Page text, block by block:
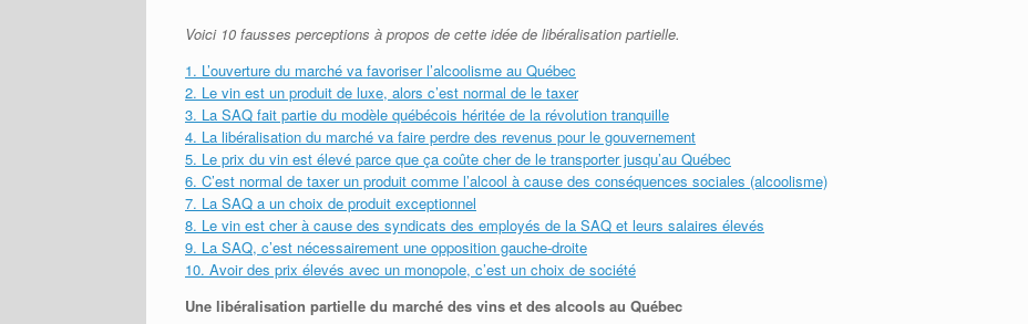
Voici 10 fausses perceptions à propos de cette idée de libéralisation partielle.
1. L’ouverture du marché va favoriser l’alcoolisme au Québec
2. Le vin est un produit de luxe, alors c’est normal de le taxer
3. La SAQ fait partie du modèle québécois héritée de la révolution tranquille
4. La libéralisation du marché va faire perdre des revenus pour le gouvernement
5. Le prix du vin est élevé parce que ça coûte cher de le transporter jusqu’au Québec
6. C’est normal de taxer un produit comme l’alcool à cause des conséquences sociales (alcoolisme)
7. La SAQ a un choix de produit exceptionnel
8. Le vin est cher à cause des syndicats des employés de la SAQ et leurs salaires élevés
9. La SAQ, c’est nécessairement une opposition gauche-droite
10. Avoir des prix élevés avec un monopole, c’est un choix de société
Une libéralisation partielle du marché des vins et des alcools au Québec